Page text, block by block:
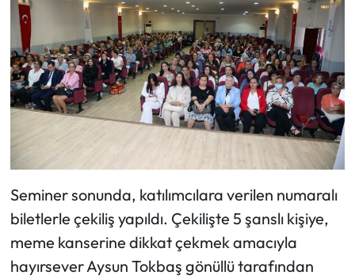
Seminer sonunda, katılımcılara verilen numaralı
biletlerle çekiliş yapıldı. Çekilişte 5 şanslı kişiye,
meme kanserine dikkat çekmek amacıyla
hayırsever Aysun Tokbaş gönüllü tarafından